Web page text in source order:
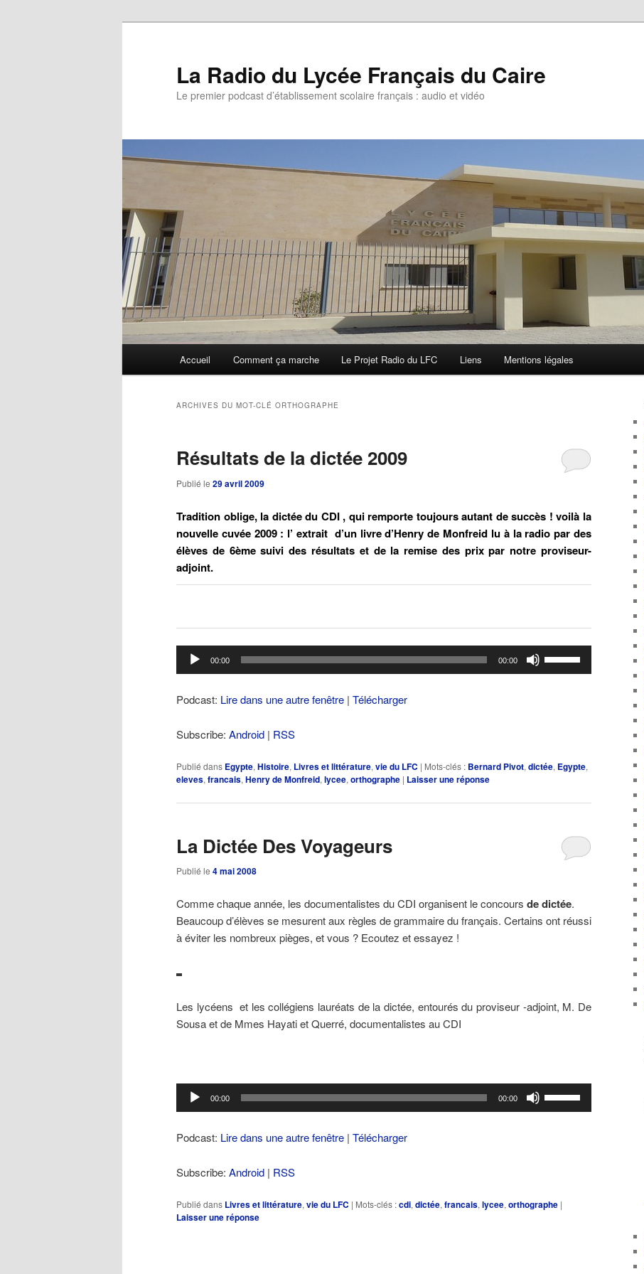
La Radio du Lycée Français du Caire
Le premier podcast d’établissement scolaire français : audio et vidéo
Aller
principal
Aller
secondaire
Accueil Comment ça marche Le Projet Radio du LFC Liens Mentions légales
ARCHIVES DU MOT-CLÉ ORTHOGRAPHE
Résultats de la dictée 2009
Publié le 29 avril 2009
Tradition oblige, la dictée du CDI , qui remporte toujours autant de succès ! voilà la
nouvelle cuvée 2009 : l’ extrait d’un livre d’Henry de Monfreid lu à la radio par des
élèves de 6ème suivi des résultats et de la remise des prix par notre proviseur-
adjoint.
Lecteur
00:00 00:00
diminuer
volume.
Podcast: Lire dans une autre fenêtre | Télécharger
Subscribe: Android | RSS
Publié dans Egypte, Histoire, Livres et littérature, vie du LFC | Mots-clés : Bernard Pivot, dictée, Egypte,
eleves, francais, Henry de Monfreid, lycee, orthographe | Laisser une réponse
La Dictée Des Voyageurs
Publié le 4 mai 2008
Comme chaque année, les documentalistes du CDI organisent le concours de dictée.
Beaucoup d’élèves se mesurent aux règles de grammaire du français. Certains ont réussi
à éviter les nombreux pièges, et vous ? Ecoutez et essayez !
Les lycéens et les collégiens lauréats de la dictée, entourés du proviseur -adjoint, M. De
Sousa et de Mmes Hayati et Querré, documentalistes au CDI
Lecteur
audio
00:00 00:00
diminuer
Podcast: Lire dans une autre fenêtre | Télécharger
Subscribe: Android | RSS
Publié dans Livres et littérature, vie du LFC | Mots-clés :cdi, dictée, francais, lycee, orthographe |
Laisser une réponse